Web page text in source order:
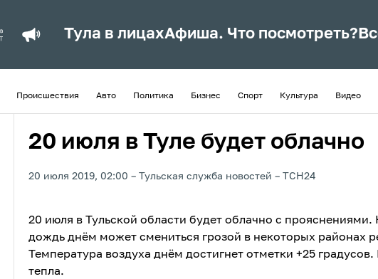
Тула в лицахАфиша. Что посмотреть?
Происшествия Авто Политика Бизнес Спорт Культура Видео
20 июля в Туле будет облачно
20 июля 2019, 02:00 Тульская служба новостей ТСН24
20 июля в Тульской области будет облачно с
дождь днём может смениться грозой в некоторых районах
Температура воздуха днём достигнет отметки +25
тепла.